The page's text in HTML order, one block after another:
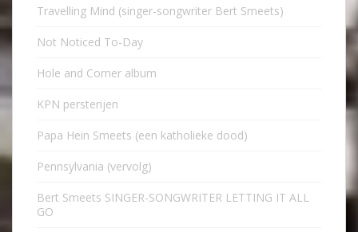
Travelling Mind (singer-songwriter Bert Smeets)
Not Noticed To-Day
Hole and Corner album
KPN persterijen
Papa Hein Smeets (een katholieke dood)
Pennsylvania (vervolg)
Bert Smeets SINGER-SONGWRITER LETTING IT ALL
GO